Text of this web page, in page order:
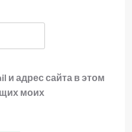
и адрес сайта в этом
моих